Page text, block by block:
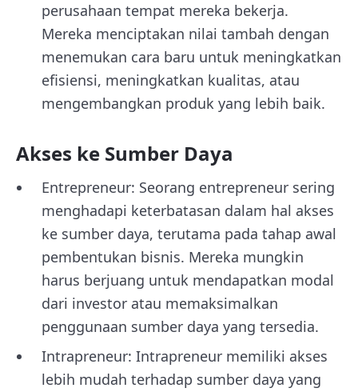
perusahaan tempat mereka bekerja.
Mereka menciptakan nilai tambah dengan
menemukan cara baru untuk meningkatkan
efisiensi, meningkatkan kualitas, atau
mengembangkan produk yang lebih baik.
Akses ke Sumber Daya
Entrepreneur: Seorang entrepreneur sering
menghadapi keterbatasan dalam hal akses
ke sumber daya, terutama pada tahap awal
pembentukan bisnis. Mereka mungkin
harus berjuang untuk mendapatkan modal
dari investor atau memaksimalkan
penggunaan sumber daya yang tersedia.
Intrapreneur: Intrapreneur memiliki akses
lebih mudah terhadap sumber daya yang